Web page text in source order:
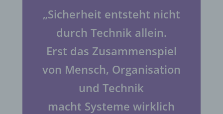
„Sicherheit entsteht nicht
durch Technik allein.
Erst das Zusammenspiel
von Mensch, Organisation
und Technik
macht Systeme wirklich